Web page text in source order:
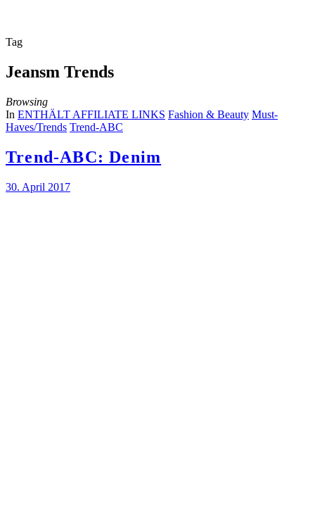
Tag
Jeansm Trends
Browsing
In ENTHÄLT AFFILIATE LINKS Fashion & Beauty Must-
Haves/Trends Trend-ABC
Trend-ABC: Denim
30. April 2017